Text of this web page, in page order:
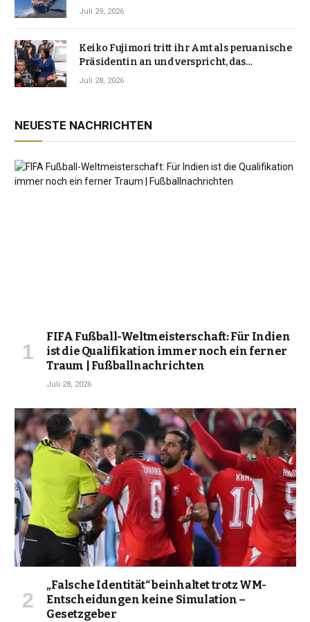
Vulkanlandschaft
Juli 29, 2026
Keiko Fujimori tritt ihr Amt als peruanische
Präsidentin an und verspricht, das
Jahrzehnt der Instabilität zu beenden
Juli 28, 2026
NEUESTE NACHRICHTEN
FIFA Fußball-Weltmeisterschaft: Für Indien
ist die Qualifikation immer noch ein ferner
Traum | Fußballnachrichten
Juli 28, 2026
„Falsche Identität“ beinhaltet trotz WM-
Entscheidungen keine Simulation –
Gesetzgeber